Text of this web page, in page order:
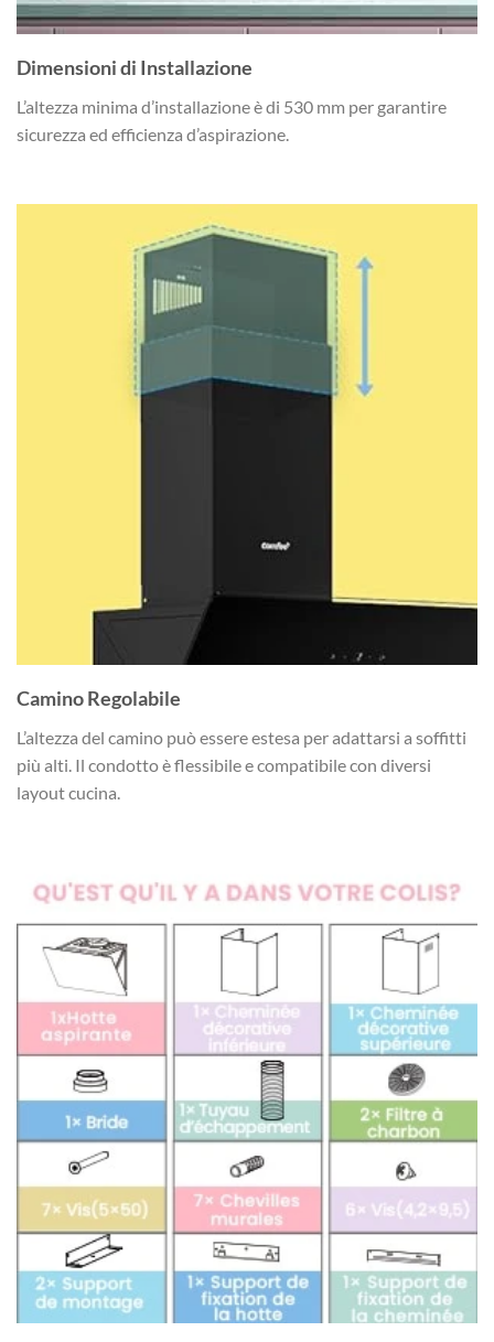
Dimensioni di Installazione
L’altezza minima d’installazione è di 530 mm per garantire
sicurezza ed efficienza d’aspirazione.
Camino Regolabile
L’altezza del camino può essere estesa per adattarsi a soffitti
più alti. Il condotto è flessibile e compatibile con diversi
layout cucina.